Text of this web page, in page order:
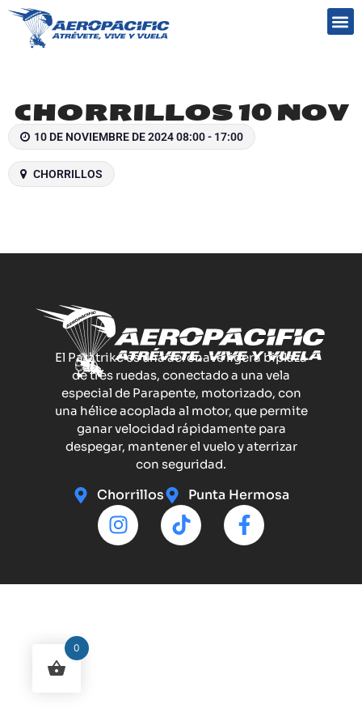
CHORRILLOS 10 NOV
10 DE NOVIEMBRE DE 2024 08:00 - 17:00
CHORRILLOS
El Paratrike es una aeronave ligera biplaza
de tres ruedas, conectado a una vela
especial de Parapente, motorizado, con
una hélice acoplada al motor, que permite
ganar velocidad rápidamente para
despegar, mantener el vuelo y aterrizar
con seguridad.
Chorrillos Punta Hermosa
0